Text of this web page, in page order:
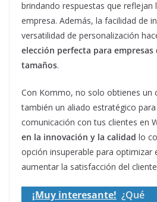
brindando respuestas que reflejan
empresa. Además, la facilidad de
versatilidad de personalización
elección perfecta para
tamaños.
Con Kommo, no solo obtienes un
también un aliado estratégico
comunicación con tus clientes en
en la innovación y la calidad lo
opción insuperable para optimizar
aumentar la satisfacción del
¡Muy interesante! ¿Qué